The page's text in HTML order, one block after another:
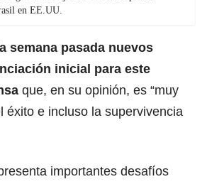
en EE.UU.
semana pasada nuevos
inicial para este
que, en su opinión, es “muy
éxito e incluso la supervivencia
importantes desafíos